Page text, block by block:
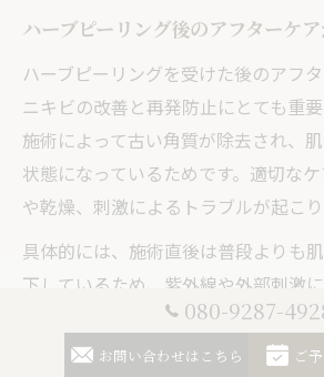
ハーブピーリング後のアフターケ
ハーブピーリングを受けた後のアフ
ニキビの改善と再発防止にとても重要
施術によって古い角質が除去され、
状態になっているためです。適切な
や乾燥、刺激によるトラブルが起こり
具体的には、施術直後は普段よりも肌
下しているため、紫外線や外部刺激
す。サロンでも説明されるように、
徹底、摩擦を避けることなどが推奨
080-9287-
お問い合わせはこちら ご